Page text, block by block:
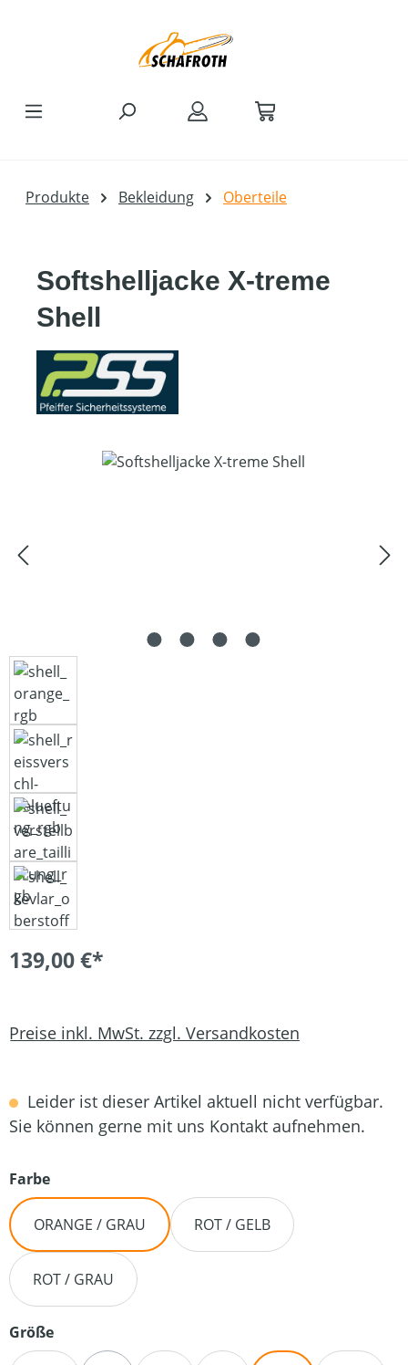
Produkte Bekleidung Oberteile
Softshelljacke X-treme
Shell
Bildergalerie überspringen
139,00 €*
Preise inkl. MwSt. zzgl. Versandkosten
Leider ist dieser Artikel aktuell nicht verfügbar.
Sie können gerne mit uns Kontakt aufnehmen.
Farbeauswählen
ORANGE / GRAU ROT / GELB
ROT / GRAU
Größeauswählen